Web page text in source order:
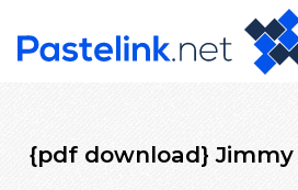
{pdf download}